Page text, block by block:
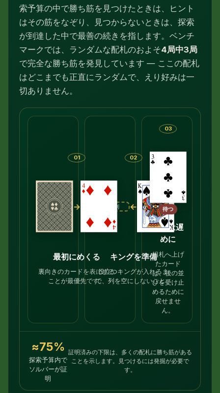
索予算の中で勝ち筋を見つけたときは、ヒント
はその筋をなぞり、見つからないときは、探索
が到達した中で最善の続きを指します。ベンチ
マークでは、ランダムな配札のおよそ4局中3局
で完全な勝ち筋を発見しています — ここの配札
はどこまでも正直にランダムで、えり好みは一
切ありません。
01
→
最初にめくる
裏向きのカードを表にする
ことが最優先です。
02
空き列 ←
キングを準備
役立つキングが入れるま
で、列を空にしないこと。
03
待つ
組札は遅
めに
組札へ上げ
たカード
は、後の並
びを受け止
めるために
戻せませ
ん。
≈75%
探索予算内で
ソルバーが証
明
証明済みの下限は、多くの配札に勝ち筋がある
ことを示します。見つけるには発掘が必要で
す。